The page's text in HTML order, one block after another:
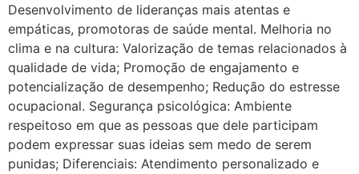
Desenvolvimento de lideranças mais atentas e
empáticas, promotoras de saúde mental. Melhoria no
clima e na cultura: Valorização de temas relacionados à
qualidade de vida; Promoção de engajamento e
potencialização de desempenho; Redução do estresse
ocupacional. Segurança psicológica: Ambiente
respeitoso em que as pessoas que dele participam
podem expressar suas ideias sem medo de serem
punidas; Diferenciais: Atendimento personalizado e